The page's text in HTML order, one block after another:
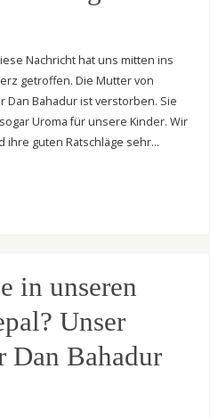
Nachricht hat uns mitten ins
getroffen. Die Mutter von
Dan Bahadur ist verstorben. Sie
Uroma für unsere Kinder. Wir
ihre guten Ratschläge sehr…
in unseren
Unser
Dan Bahadur